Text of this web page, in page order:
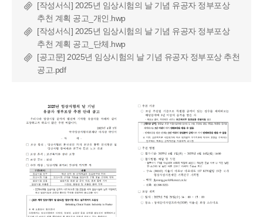
[작성서식] 2025년 임상시험의 날 기념 유공자 정부포상
추천 계획 공고_개인.hwp
[작성서식] 2025년 임상시험의 날 기념 유공자 정부포상
추천 계획 공고_단체.hwp
[공고문] 2025년 임상시험의 날 기념 유공자 정부포상 추천
공고.pdf